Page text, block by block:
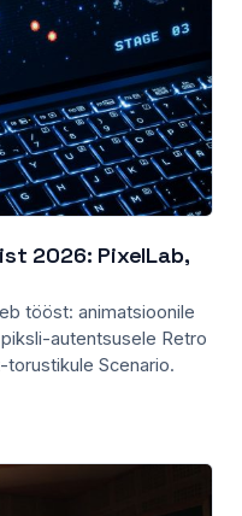
2026: PixelLab,
tööst: animatsioonile
autentsusele Retro
Scenario.